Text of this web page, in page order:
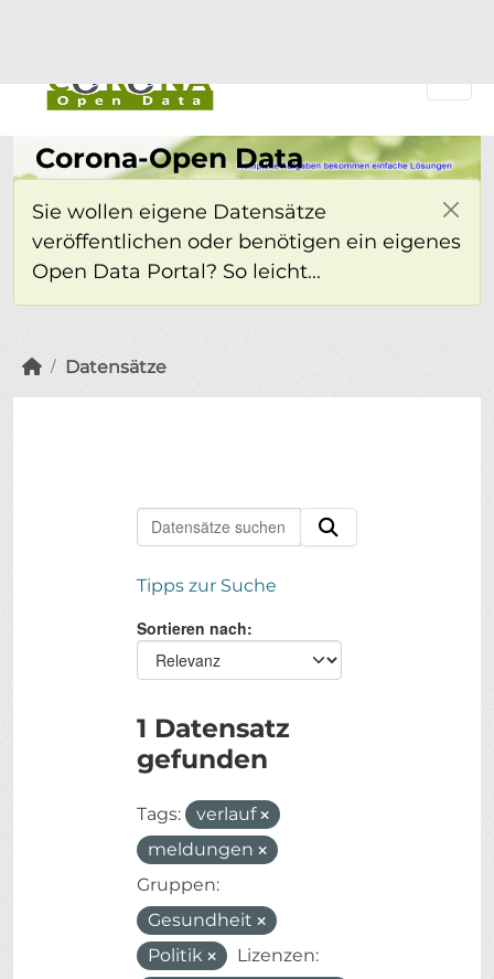
Corona-Open Data
Sie wollen eigene Datensätze
veröffentlichen oder benötigen ein eigenes
Open Data Portal? So leicht...
Datensätze
Tipps zur Suche
Sortieren nach
1 Datensatz
gefunden
Tags:
verlauf
meldungen
Gruppen:
Gesundheit
Politik
Lizenzen: